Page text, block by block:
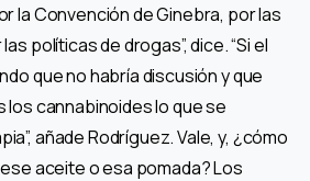
la Convención de Ginebra, por las
políticas de drogas”, dice. “Si el
que no habría discusión y que
cannabinoides lo que se
añade Rodríguez. Vale, y, ¿cómo
aceite o esa pomada? Los